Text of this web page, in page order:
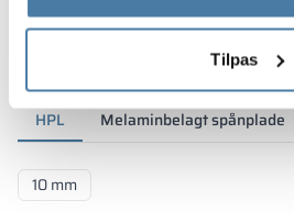
Tilpas
Materialer og farver
HPL Melaminbelagt spånplade
10 mm